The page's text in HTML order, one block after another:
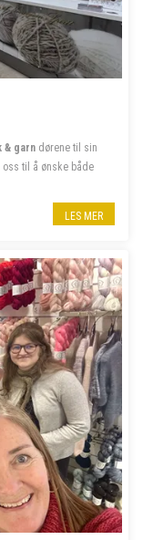
& garn dørene til sin
til å ønske både
LES MER